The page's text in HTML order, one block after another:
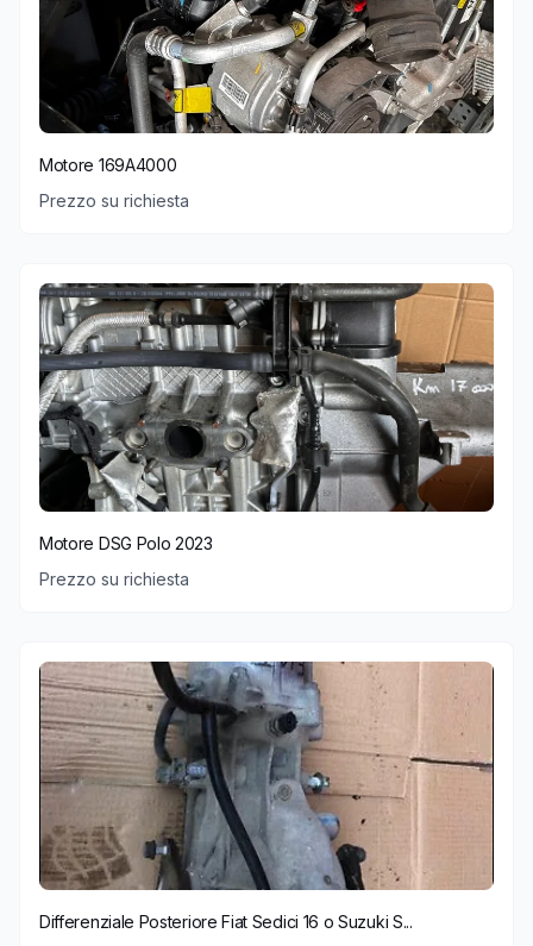
Motore 169A4000
Prezzo su richiesta
Motore DSG Polo 2023
Prezzo su richiesta
Differenziale Posteriore Fiat Sedici 16 o Suzuki S...